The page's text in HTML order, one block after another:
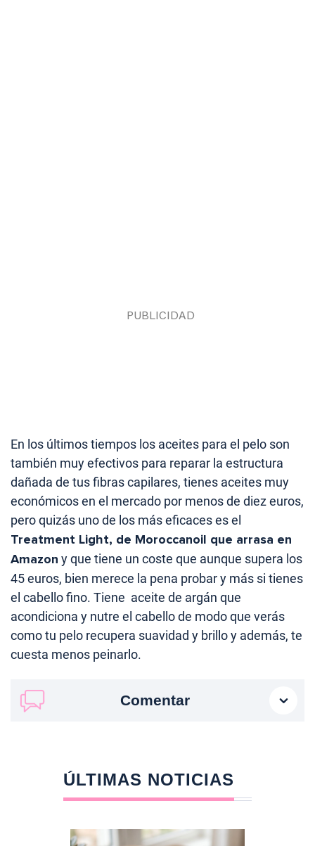
En los últimos tiempos los aceites para el pelo son
también muy efectivos para reparar la estructura
dañada de tus fibras capilares, tienes aceites muy
económicos en el mercado por menos de diez euros,
pero quizás uno de los más eficaces es el
Treatment Light, de Moroccanoil que arrasa en
Amazon y que tiene un coste que aunque supera los
45 euros, bien merece la pena probar y más si tienes
el cabello fino. Tiene aceite de argán que
acondiciona y nutre el cabello de modo que verás
como tu pelo recupera suavidad y brillo y además, te
cuesta menos peinarlo.
Comentar
ÚLTIMAS NOTICIAS